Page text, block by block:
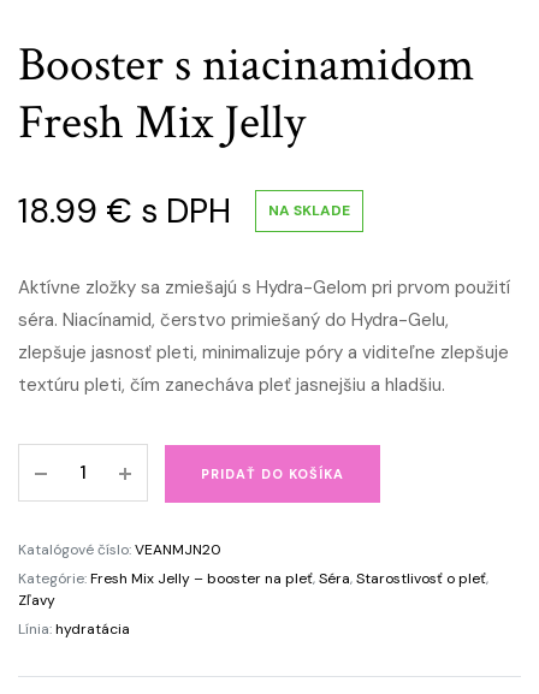
Booster s niacinamidom
Fresh Mix Jelly
18.99 € s DPH NA SKLADE
Aktívne zložky sa zmiešajú s Hydra-Gelom pri prvom použití
séra. Niacínamid, čerstvo primiešaný do Hydra-Gelu,
zlepšuje jasnosť pleti, minimalizuje póry a viditeľne zlepšuje
textúru pleti, čím zanecháva pleť jasnejšiu a hladšiu.
Fresh
Mix
quantity
PRIDAŤ DO KOŠÍKA
Katalógové číslo:VEANMJN20
Kategórie:Fresh Mix Jelly – booster na pleť,Séra,Starostlivosť o pleť,
Zľavy
Línia:hydratácia